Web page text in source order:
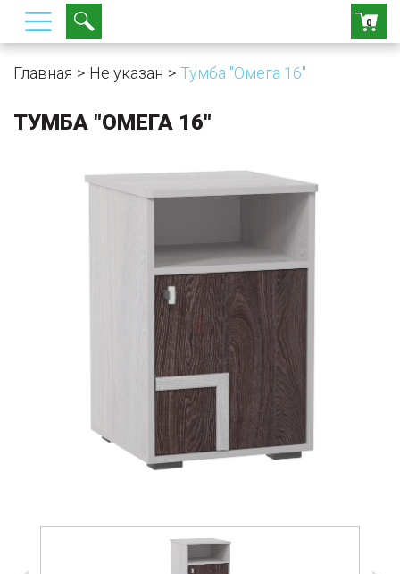
0
Главная Не указан Тумба "Омега 16"
ТУМБА "ОМЕГА 16"